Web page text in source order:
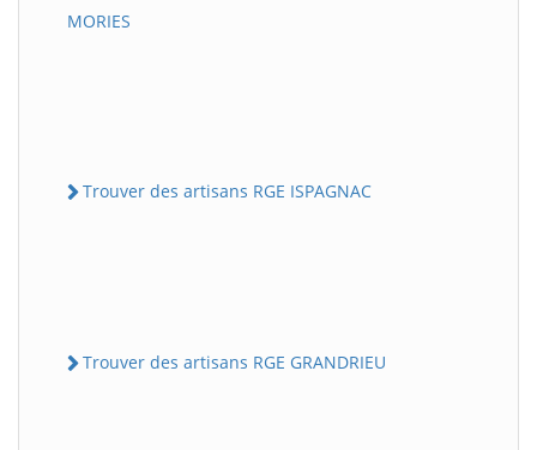
MORIES
Trouver des artisans RGE ISPAGNAC
Trouver des artisans RGE GRANDRIEU